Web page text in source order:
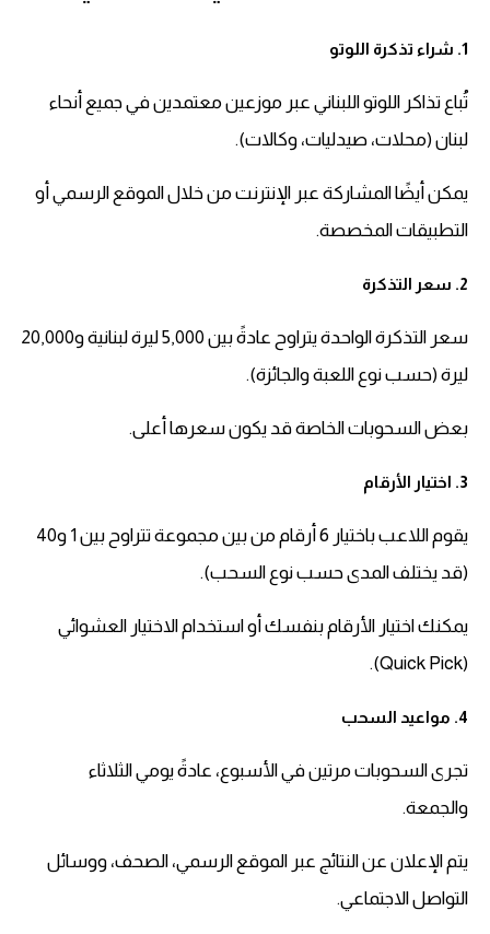
1. شراء تذكرة اللوتو
تُباع تذاكر اللوتو اللبناني عبر موزعين معتمدين في جميع أنحاء
لبنان (محلات، صيدليات، وكالات).
يمكن أيضًا المشاركة عبر الإنترنت من خلال الموقع الرسمي أو
التطبيقات المخصصة.
2. سعر التذكرة
سعر التذكرة الواحدة يتراوح عادةً بين 5,000 ليرة لبنانية و20,000
ليرة (حسب نوع اللعبة والجائزة).
بعض السحوبات الخاصة قد يكون سعرها أعلى.
3. اختيار الأرقام
يقوم اللاعب باختيار 6 أرقام من بين مجموعة تتراوح بين 1 و40
(قد يختلف المدى حسب نوع السحب).
يمكنك اختيار الأرقام بنفسك أو استخدام الاختيار العشوائي
(Quick Pick).
4. مواعيد السحب
تجرى السحوبات مرتين في الأسبوع، عادةً يومي الثلاثاء
والجمعة.
يتم الإعلان عن النتائج عبر الموقع الرسمي، الصحف، ووسائل
التواصل الاجتماعي.